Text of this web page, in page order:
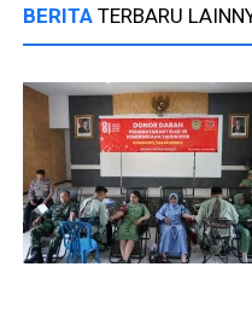
BERITA TERBARU